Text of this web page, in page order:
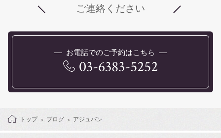
ご連絡ください
お電話でのご予約はこちら
03-6383-5252
トップ ブログ アジュバン